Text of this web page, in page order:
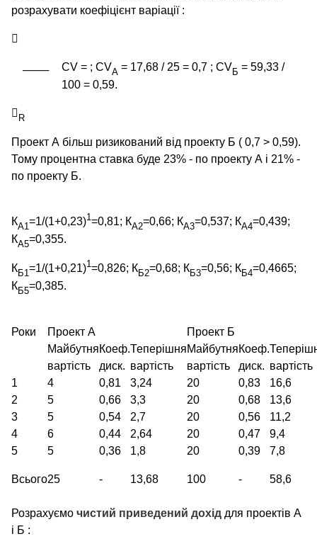
розрахувати коефіцієнт варіації :

CV = ; CVА = 17,68 / 25 = 0,7 ; CVБ = 59,33 /
100 = 0,59.
 R
Проект А більш ризикований від проекту Б ( 0,7 > 0,59).
Тому процентна ставка буде 23% - по проекту А і 21% -
по проекту Б.
КА1=1/(1+0,23)1=0,81; КА2=0,66; КА3=0,537; КА4=0,439;
КА5=0,355.
КБ1=1/(1+0,21)1=0,826; КБ2=0,68; КБ3=0,56; КБ4=0,4665;
КБ5=0,385.
Роки Проект А
Проект Б
Майбутня
вартість
Коеф.
диск.
Теперішня
вартість
Майбутня
вартість
Коеф.
диск. вартість
1
4 0,81 3,24 20 0,83
16,6
2
5 0,66 3,3 20 0,68
13,6
3
5 0,54 2,7 20 0,56
11,2
4
6 0,44 2,64 20 0,47
9,4
5
5 0,36 1,8 20 0,39 7,8
Всього25 - 13,68 100 - 58,6
Розрахуємо чистий приведений дохід для проектів А
і Б :